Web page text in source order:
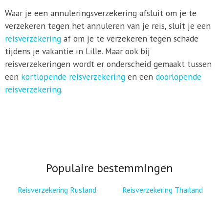
Waar je een annuleringsverzekering afsluit om je te
verzekeren tegen het annuleren van je reis, sluit je een
reisverzekeringaf om je te verzekeren tegen schade
tijdens je vakantie in Lille. Maar ook bij
reisverzekeringen wordt er onderscheid gemaakt tussen
een kortlopende reisverzekeringen een doorlopende
reisverzekering.
Populaire bestemmingen
Reisverzekering Rusland
Reisverzekering Thailand